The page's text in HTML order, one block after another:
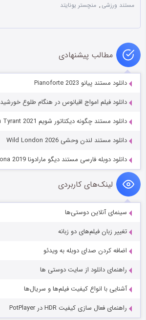
مستند ورزشی , منچستر یونایتد
مطالب پیشنهادی
دانلود مستند پیانو Pianoforte 2023
دانلود فیلم امواج اقیانوس در هنگام طلوع خورشید
دانلود مستند چگونه دیکتاتور شویم How to Become a Tyrant 2021
دانلود مستند لندن وحشی Wild London 2026
دانلود دوبله فارسی مستند دیگو مارادونا Diego Maradona 2019
لینک‌های کاربردی
سینمای آنلاین دوستی‌ها
تغییر زبان فیلم‌های دو زبانه
اضافه کردن صدای دوبله به ویدئو
راهنمای دانلود از سایت دوستی ها
آشنایی با انواع کیفیت فیلم‌ها و سریال‌ها
راهنمای فعال سازی کیفیت HDR در PotPlayer